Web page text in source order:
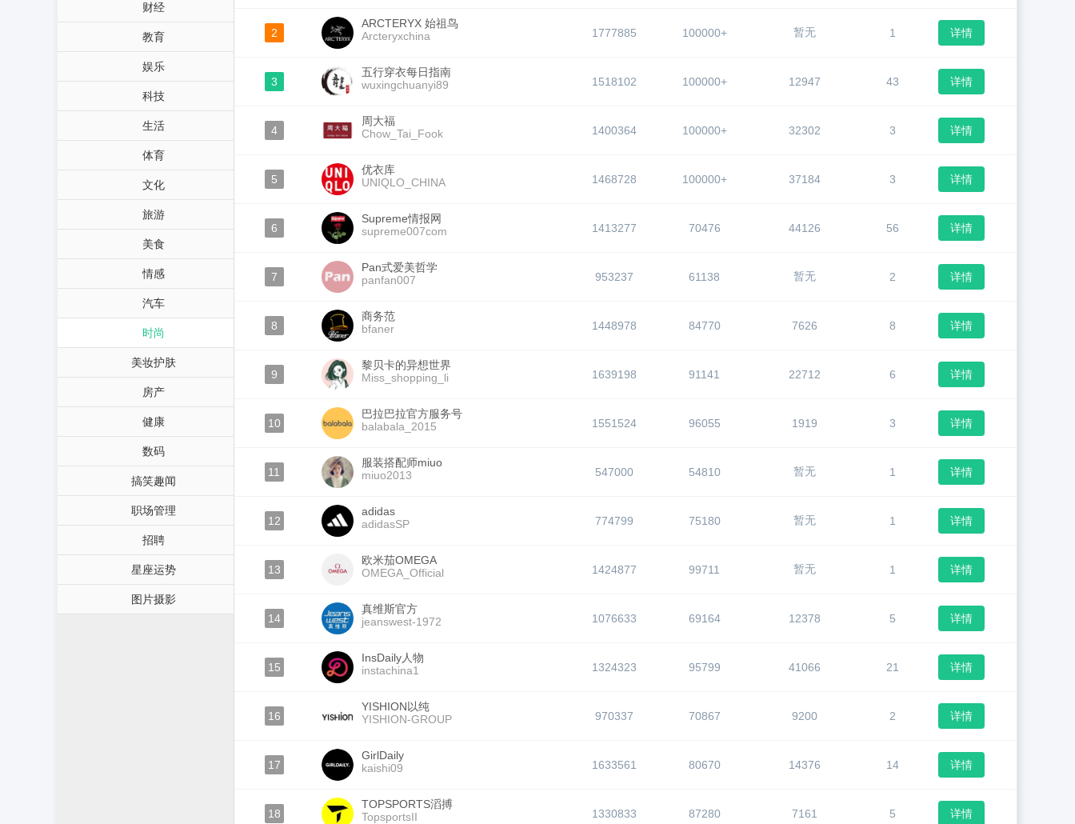
财经
教育
娱乐
科技
生活
体育
文化
旅游
美食
情感
汽车
时尚
美妆护肤
房产
健康
数码
搞笑趣闻
职场管理
招聘
星座运势
图片摄影
2
ARCTERYX 始祖鸟
Arcteryxchina
1777885 100000+ 暂无 1 详情
3
五行穿衣每日指南
wuxingchuanyi89
1518102 100000+ 12947 43 详情
4
周大福
Chow_Tai_Fook
1400364 100000+ 32302 3 详情
5
优衣库
UNIQLO_CHINA
1468728 100000+ 37184 3 详情
6
Supreme情报网
supreme007com
1413277 70476 44126 56 详情
7
Pan式爱美哲学
panfan007
953237 61138 暂无 2 详情
8
商务范
bfaner
1448978 84770 7626 8 详情
9
黎贝卡的异想世界
Miss_shopping_li
1639198 91141 22712 6 详情
10
巴拉巴拉官方服务号
balabala_2015
1551524 96055 1919 3 详情
11
服装搭配师miuo
miuo2013
547000 54810 暂无 1 详情
12
adidas
adidasSP
774799 75180 暂无 1 详情
13
欧米茄OMEGA
OMEGA_Official
1424877 99711 暂无 1 详情
14
真维斯官方
jeanswest-1972
1076633 69164 12378 5 详情
15
InsDaily人物
instachina1
1324323 95799 41066 21 详情
16
YISHION以纯
YISHION-GROUP
970337 70867 9200 2 详情
17
GirlDaily
kaishi09
1633561 80670 14376 14 详情
18
TOPSPORTS滔搏
TopsportsII
1330833 87280 7161 5 详情